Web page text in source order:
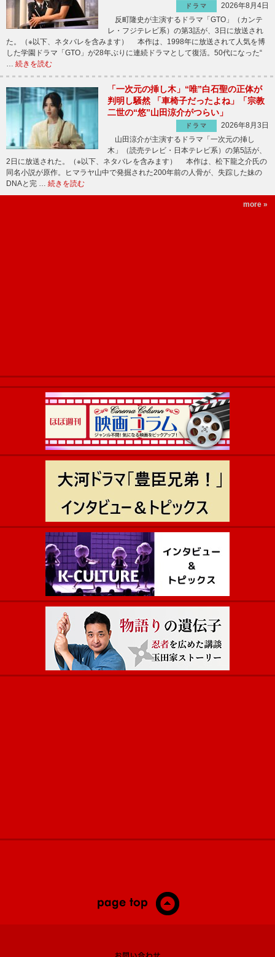
ドラマ
2026年8月4日
反町隆史が主演するドラマ「GTO」（カンテ
レ・フジテレビ系）の第3話が、3日に放送され
た。（※以下、ネタバレを含みます） 本作は、1998年に放送されて人気を博
した学園ドラマ「GTO」が28年ぶりに連続ドラマとして復活。50代になった“
続きを読む
「一次元の挿し木」“唯”白石聖の正体が
判明し騒然 「車椅子だったよね」「宗教
二世の“悠”山田涼介がつらい」
ドラマ
2026年8月3日
山田涼介が主演するドラマ「一次元の挿し
木」（読売テレビ・日本テレビ系）の第5話が、
2日に放送された。（※以下、ネタバレを含みます） 本作は、松下龍之介氏の
同名小説が原作。ヒマラヤ山中で発掘された200年前の人骨が、失踪した妹の
DNAと完 … 続きを読む
more »